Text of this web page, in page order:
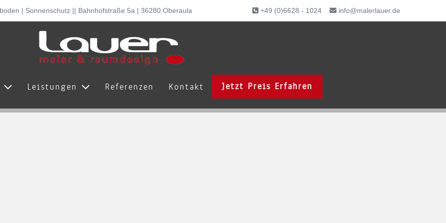
| Sonnenschutz || Bahnhofstraße 5a | 36280 Oberaula +49 (0)6628 - 1024 info@malerlauer.de
Leistungen Referenzen Kontakt Jetzt Preis Erfahren